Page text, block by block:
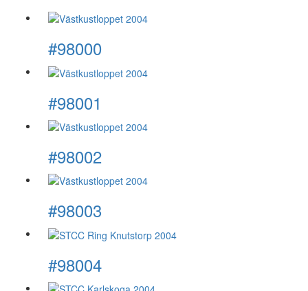
#98000
#98001
#98002
#98003
#98004